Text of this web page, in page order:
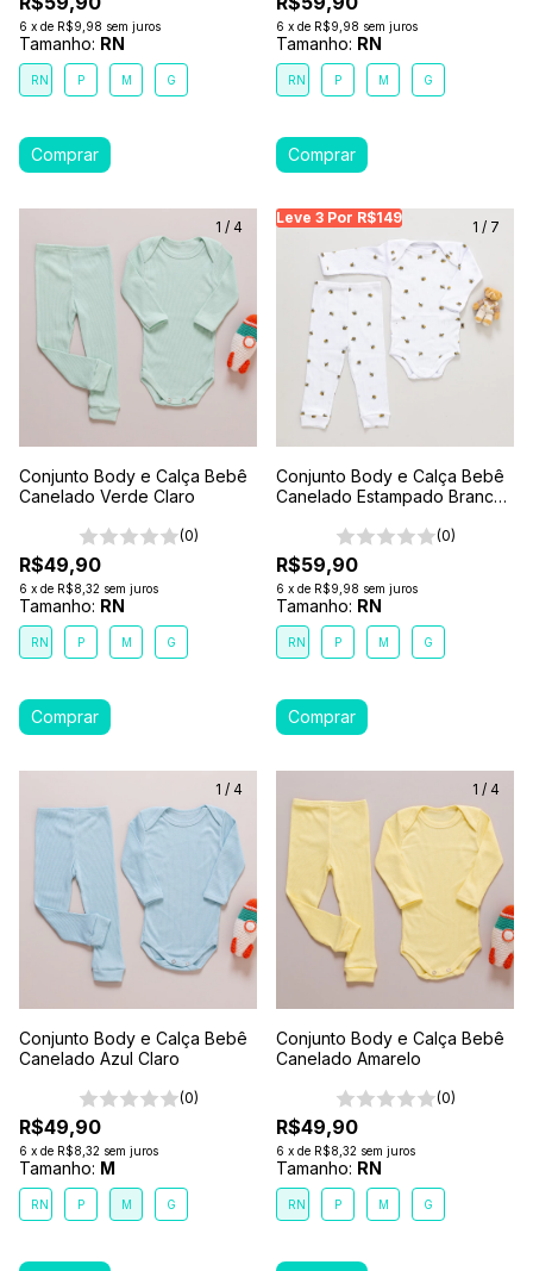
6 x de R$9,98 sem juros
Tamanho: RN
RN P M G
6 x de R$9,98 sem juros
Tamanho: RN
RN P M G
1 / 4
Conjunto Body e Calça Bebê
Canelado Verde Claro
(0)
R$49,90
6 x de R$8,32 sem juros
Tamanho: RN
RN P M G
Leve 3 Por R$149
Leve 3 Por R$149
1 / 7
Conjunto Body e Calça Bebê
Canelado Estampado Branco-
(0)
R$59,90
6 x de R$9,98 sem juros
Tamanho: RN
RN P M G
1 / 4
Conjunto Body e Calça Bebê
Canelado Azul Claro
(0)
R$49,90
6 x de R$8,32 sem juros
Tamanho: M
RN P M G
1 / 4
Conjunto Body e Calça Bebê
Canelado Amarelo
(0)
R$49,90
6 x de R$8,32 sem juros
Tamanho: RN
RN P M G